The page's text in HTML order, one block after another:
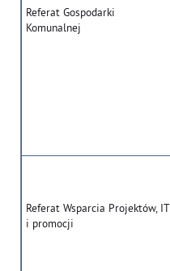
Referat Gospodarki
Komunalnej
Referat Wsparcia Projektów, IT
i promocji